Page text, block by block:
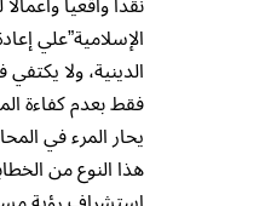
الإسلامية”علي
الدينية، ولا
فقط بعدم كفاءة
يحار المرء في
هذا النوع من